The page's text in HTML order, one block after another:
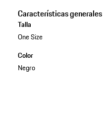
Características generales
Talla
One Size
Color
Negro